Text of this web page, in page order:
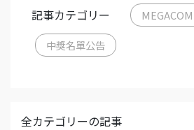
記事カテゴリー
中獎名單公告
全カテゴリーの記事